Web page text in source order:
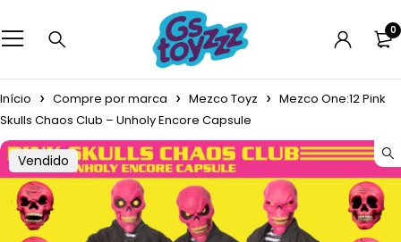
0
Início Compre por marca Mezco Toyz
Mezco One:12 Pink
Skulls Chaos Club – Unholy Encore Capsule
Vendido